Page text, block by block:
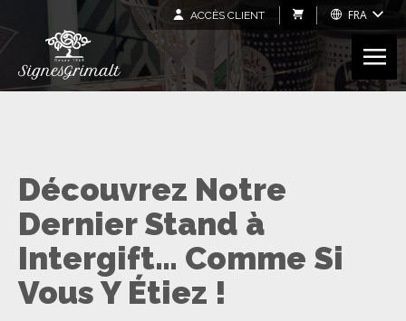
ACCÈS CLIENT FRA
Découvrez Notre
Dernier Stand à
Intergift… Comme Si
Vous Y Étiez !